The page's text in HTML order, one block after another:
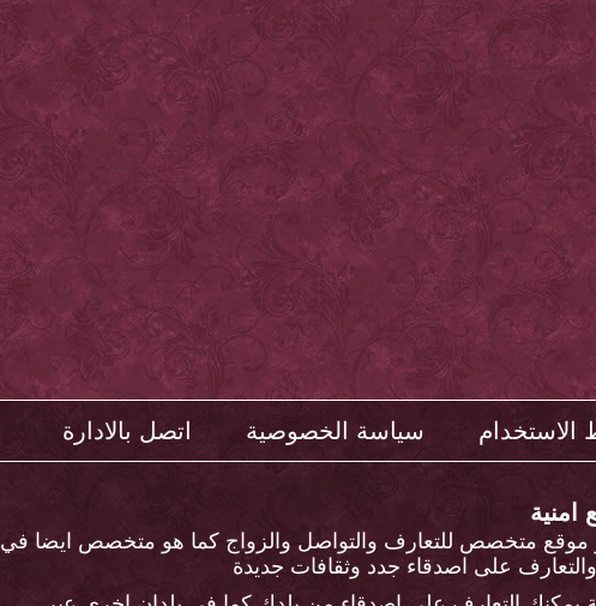
سياسة الخصوصية اتصل بالادارة
امنية
موقع متخصص للتعارف والتواصل والزواج كما هو متخصص ايضا في
على اصدقاء جدد وثقافات جديدة